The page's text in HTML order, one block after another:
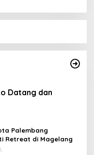
Datang dan
Palembang
Retreat di Magelang